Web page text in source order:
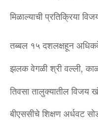
मिळाल्याची प्रतिक्रिया
तब्बल १५ दशलक्षहून
झलक वेगळी श्री वल्ली,
तिवसा तालुक्यातील विजय
बीएससीचे शिक्षण अर्धवट